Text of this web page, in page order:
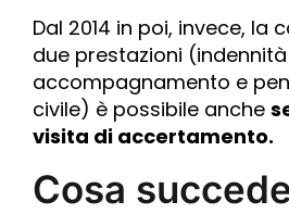
Dal 2014 in poi, invece, la
due prestazioni
accompagnamento e
civile) è possibile anche
visita di accertamento.
Cosa